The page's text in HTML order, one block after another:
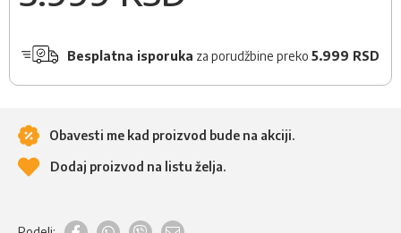
Besplatna isporuka za porudžbine preko 5.999 RSD
Obavesti me kad proizvod bude na akciji.
Dodaj proizvod na listu želja.